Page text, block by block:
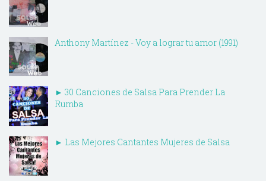
Anthony Martínez - Voy a lograr tu amor (1991)
► 30 Canciones de Salsa Para Prender La
Rumba
► Las Mejores Cantantes Mujeres de Salsa